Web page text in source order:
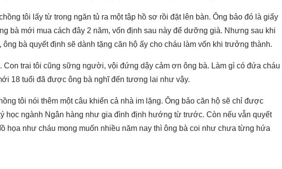
tôi lấy từ trong ngăn tủ ra một tập hồ sơ rồi đặt lên bàn. Ông bảo đó là giấy
bà mới mua cách đây 2 năm, vốn định sau này để dưỡng già. Nhưng sau khi
ông bà quyết định sẽ dành tặng căn hộ ấy cho cháu làm vốn khi trưởng thành.
Con trai tôi cũng sững người, vội đứng dậy cảm ơn ông bà. Làm gì có đứa cháu
18 tuổi đã được ông bà nghĩ đến tương lai như vậy.
tôi nói thêm một câu khiến cả nhà im lặng. Ông bảo căn hộ sẽ chỉ được
học ngành Ngân hàng như gia đình định hướng từ trước. Còn nếu vẫn quyết
họa như cháu mong muốn nhiều năm nay thì ông bà coi như chưa từng hứa